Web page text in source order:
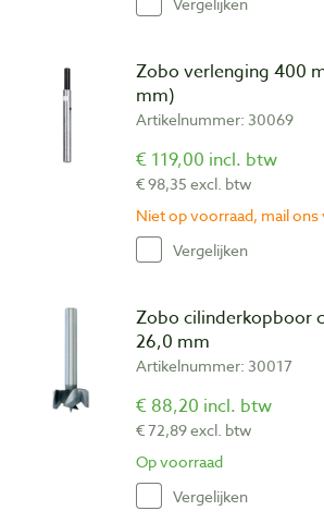
Zobo verlenging 400
mm)
Artikelnummer: 30069
€ 119,00 incl. btw
€ 98,35 excl. btw
Niet op voorraad, mail
Vergelijken
Zobo cilinderkopboor
26,0 mm
Artikelnummer: 30017
€ 88,20 incl. btw
€ 72,89 excl. btw
Op voorraad
Vergelijken